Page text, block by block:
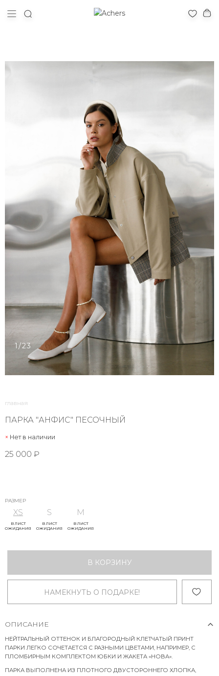
1/23
главная
ПАРКА "АНФИС" ПЕСОЧНЫЙ
Нет в наличии
25 000 ₽
РАЗМЕР
XS
В ЛИСТ
ОЖИДАНИЯ
S
В ЛИСТ
ОЖИДАНИЯ
M
В ЛИСТ
ОЖИДАНИЯ
В КОРЗИНУ
НАМЕКНУТЬ О ПОДАРКЕ!
ОПИСАНИЕ
НЕЙТРАЛЬНЫЙ ОТТЕНОК И БЛАГОРОДНЫЙ КЛЕТЧАТЫЙ ПРИНТ
ПАРКИ ЛЕГКО СОЧЕТАЕТСЯ С РАЗНЫМИ ЦВЕТАМИ, НАПРИМЕР, С
ПЛОМБИРНЫМ КОМПЛЕКТОМ ЮБКИ И ЖАКЕТА «НОВА».
ПАРКА ВЫПОЛНЕНА ИЗ ПЛОТНОГО ДВУСТОРОННЕГО ХЛОПКА,